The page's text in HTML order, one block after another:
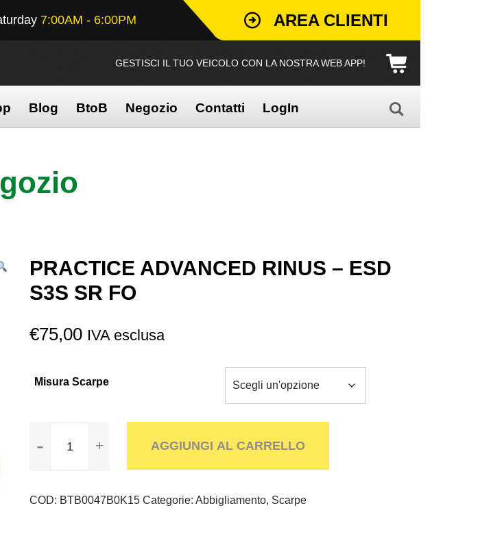
7:00AM - 6:00PM AREA CLIENTI
GESTISCI IL TUO VEICOLO CON LA NOSTRA WEB APP!
Blog BtoB Negozio Contatti LogIn
PRACTICE ADVANCED RINUS – ESD
S3S SR FO
€75,00 IVA esclusa
Misura Scarpe
ADVANCED
ESD
AGGIUNGI AL CARRELLO
COD: BTB0047B0K15 Categorie: Abbigliamento, Scarpe